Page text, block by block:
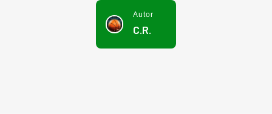
Autor
C.R.